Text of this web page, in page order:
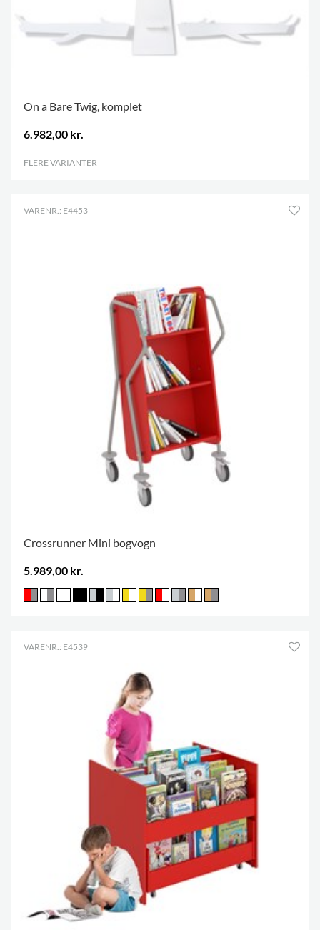
On a Bare Twig, komplet
6.982,00 kr.
FLERE VARIANTER
VARENR.: E4453
Crossrunner Mini bogvogn
5.989,00 kr.
VARENR.: E4539